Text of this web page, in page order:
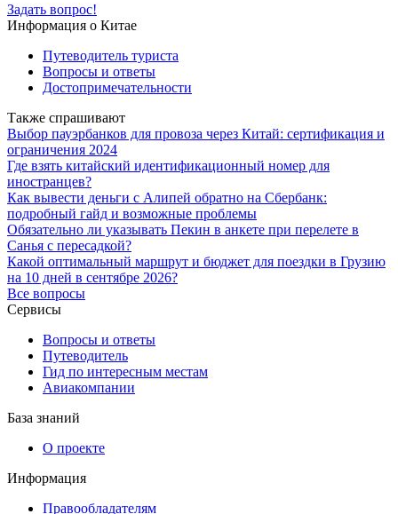
Задать вопрос!
Информация о Китае
Путеводитель туриста
Вопросы и ответы
Достопримечательности
Также спрашивают
Выбор пауэрбанков для провоза через Китай: сертификация и
ограничения 2024
Где взять китайский идентификационный номер для
иностранцев?
Как вывести деньги с Алипей обратно на Сбербанк:
подробный гайд и возможные проблемы
Обязательно ли указывать Пекин в анкете при перелете в
Санья с пересадкой?
Какой оптимальный маршрут и бюджет для поездки в Грузию
на 10 дней в сентябре 2026?
Все вопросы
Сервисы
Вопросы и ответы
Путеводитель
Гид по интересным местам
Авиакомпании
База знаний
О проекте
Информация
Правообладателям